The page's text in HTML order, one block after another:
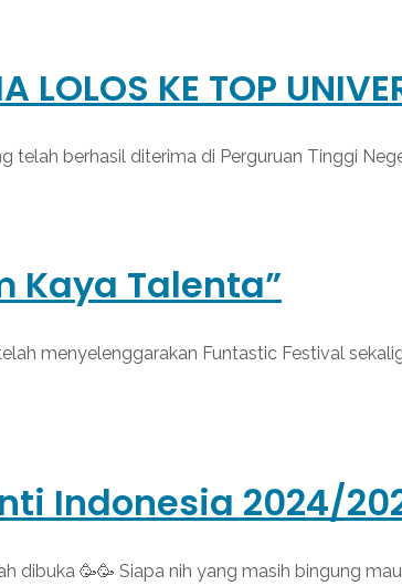
LOLOS KE TOP
berhasil diterima di Perguruan Tinggi
Kaya Talenta”
menyelenggarakan Funtastic Festival
Indonesia 2024/
dibuka 🥳🥳 Siapa nih yang masih bingung